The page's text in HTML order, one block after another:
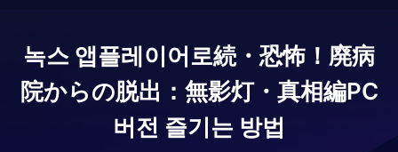
녹스 앱플레이어로続・恐怖！廃病
院からの脱出：無影灯・真相編PC
버전 즐기는 방법